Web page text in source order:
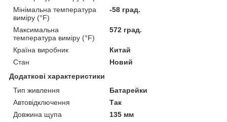
Мінімальна температура
виміру (°F)
-58 град.
Максимальна
температура виміру (°F)
572 град.
Країна виробник
Китай
Стан
Новий
Додаткові характеристики
Тип живлення
Батарейки
Автовідключення
Так
Довжина щупа
135 мм